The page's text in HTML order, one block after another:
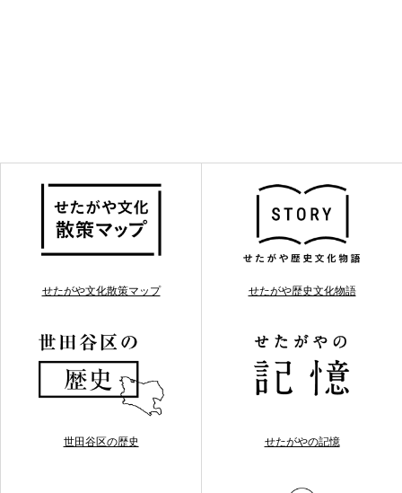
せたがや文化散策マップ せたがや歴史文化物語
世田谷区の歴史 せたがやの記憶